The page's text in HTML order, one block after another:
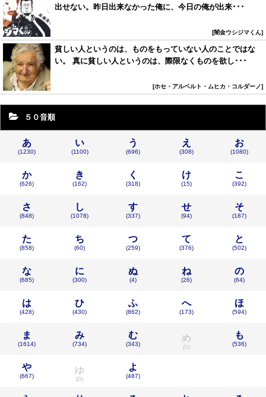
出せない。昨日出来なかった俺に、今日の俺が出来･･･
闇金ウシジマくん
貧しい人というのは、ものをもっていない人のことではな
い。 真に貧しい人というのは、際限なくものを欲し･･･
ホセ・アルベルト・ムヒカ・コルダーノ
５０音順
あ
(1230)
い
(1100)
う
(696)
え
(308)
お
(1080)
か
(626)
き
(162)
く
(318)
け
(15)
こ
(392)
さ
(848)
し
(1078)
す
(337)
せ
(94)
そ
(187)
た
(858)
ち
(60)
つ
(259)
て
(376)
と
(502)
な
(685)
に
(300)
ぬ
(4)
ね
(26)
の
(64)
は
(428)
ひ
(430)
ふ
(862)
へ
(173)
ほ
(594)
ま
(1614)
み
(734)
む
(343)
め
(0)
も
(536)
や
(667)
ゆ
(0)
よ
(487)